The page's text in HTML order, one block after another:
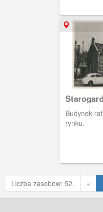
Budynek
rynku.
Liczba zasobów: 52. «